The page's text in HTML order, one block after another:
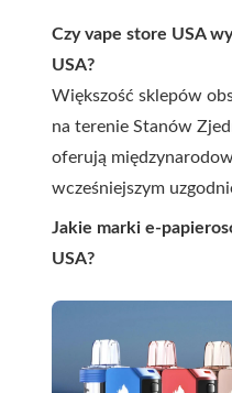
Czy vape store USA
USA?
Większość sklepów
na terenie Stanów
oferują
wcześniejszym
Jakie marki e-
USA?